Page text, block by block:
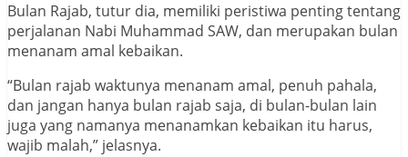
Bulan Rajab, tutur dia, memiliki peristiwa penting tentang
perjalanan Nabi Muhammad SAW, dan merupakan bulan
menanam amal kebaikan.
“Bulan rajab waktunya menanam amal, penuh pahala,
dan jangan hanya bulan rajab saja, di bulan-bulan lain
juga yang namanya menanamkan kebaikan itu harus,
wajib malah,” jelasnya.